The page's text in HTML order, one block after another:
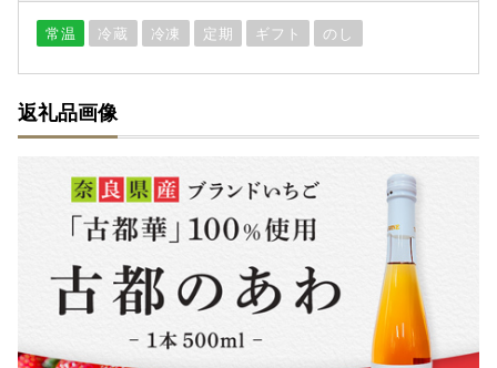
常温 冷蔵 冷凍 定期 ギフト のし
返礼品画像